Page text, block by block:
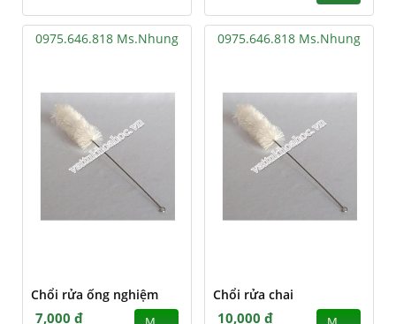
0975.646.818 Ms.Nhung
Chổi rửa ống nghiệm
7,000 đ
0975.646.818 Ms.Nhung
Chổi rửa chai
10,000 đ